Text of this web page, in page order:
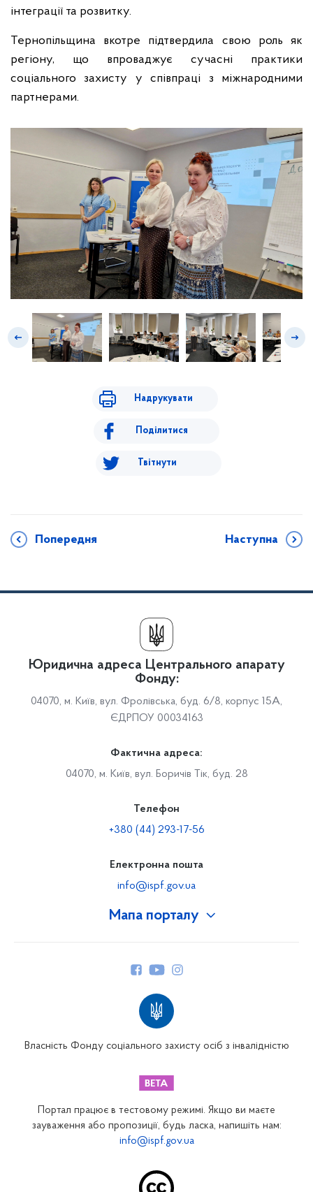
інтеграції та розвитку.
Тернопільщина вкотре підтвердила свою роль як
регіону, що впроваджує сучасні практики
соціального захисту у співпраці з міжнародними
партнерами.
Надрукувати
Поділитися
Твітнути
Попередня Наступна
Мапа порталу
Закарпатське відділення
Запорізьке відділення
Юридична адреса Центрального апарату
Фонду:
04070, м. Київ, вул. Фролівська, буд. 6/8, корпус 15А,
ЄДРПОУ 00034163
Фактична адреса:
04070, м. Київ, вул. Боричів Тік, буд. 28
Телефон
+380 (44) 293-17-56
Електронна пошта
info@ispf.gov.ua
Власність Фонду соціального захисту осіб з інвалідністю
Портал працює в тестовому режимі. Якщо ви маєте
зауваження або пропозиції, будь ласка, напишіть нам:
info@ispf.gov.ua